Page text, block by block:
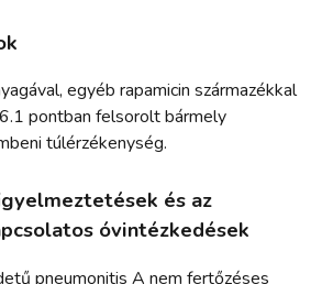
egyéb rapamicin származékkal
pontban felsorolt bármely
túlérzékenység.
és az
óvintézkedések
pneumonitis A nem fertőzéses